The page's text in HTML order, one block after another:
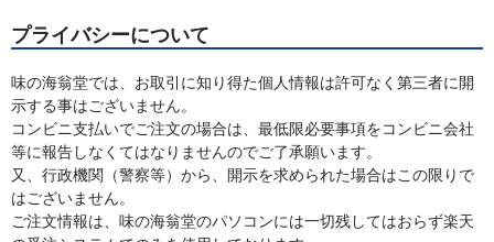
プライバシーについて
味の海翁堂では、お取引に知り得た個人情報は許可なく第三者に開
示する事はございません。
コンビニ支払いでご注文の場合は、最低限必要事項をコンビニ会社
等に報告しなくてはなりませんのでご了承願います。
又、行政機関（警察等）から、開示を求められた場合はこの限りで
はございません。
ご注文情報は、味の海翁堂のパソコンには一切残してはおらず楽天